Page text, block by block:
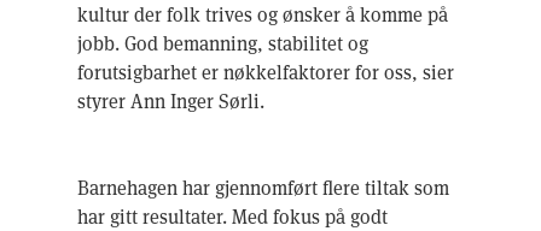
kultur der folk trives og ønsker å komme på
jobb. God bemanning, stabilitet og
forutsigbarhet er nøkkelfaktorer for oss, sier
styrer Ann Inger Sørli.
Barnehagen har gjennomført flere tiltak som
har gitt resultater. Med fokus på godt